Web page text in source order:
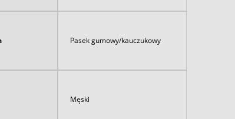
Pasek gumowy/kauczukowy
Męski